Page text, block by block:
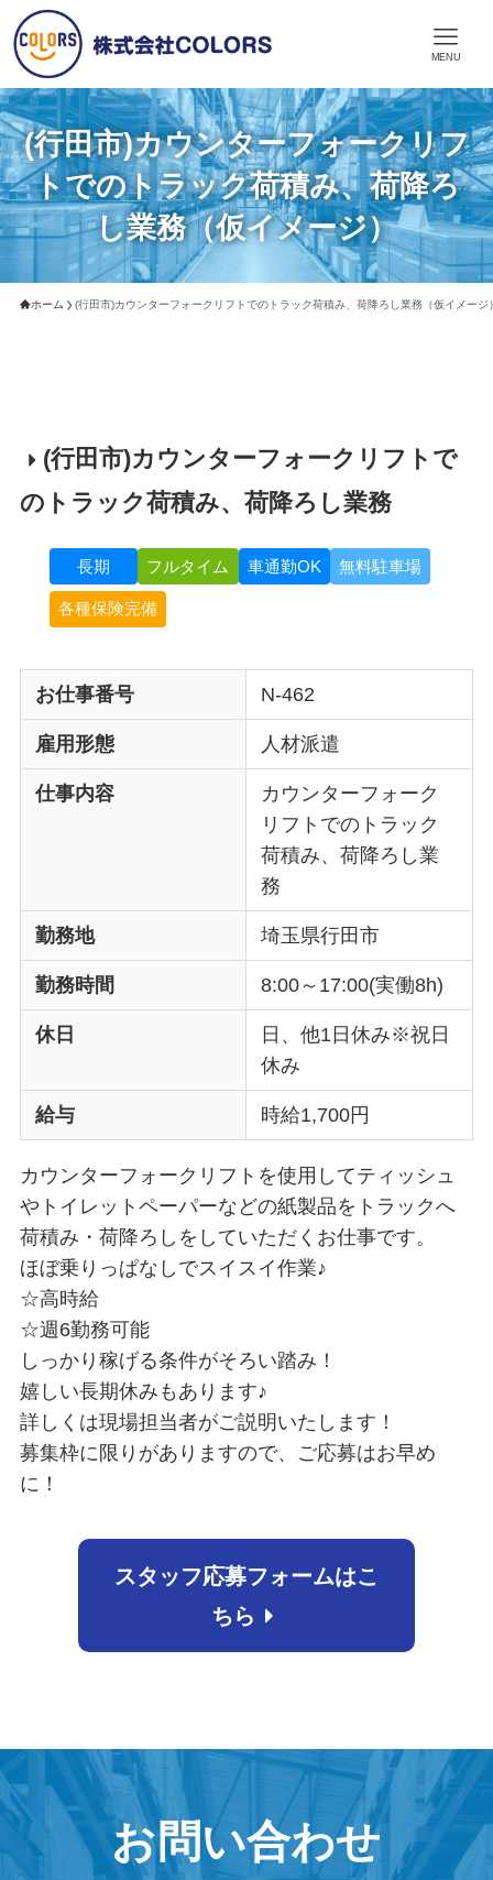
MENU
(行田市)カウンターフォークリフ
トでのトラック荷積み、荷降ろ
し業務（仮イメージ）
ホーム (行田市)カウンターフォークリフトでのトラック荷積み、荷降ろし業務（仮イメージ
(行田市)カウンターフォークリフトで
のトラック荷積み、荷降ろし業務
長期 フルタイム 車通勤OK 無料駐車場
各種保険完備
お仕事番号 N-462
雇用形態 人材派遣
仕事内容
カウンターフォーク
リフトでのトラック
荷積み、荷降ろし業
務
勤務地 埼玉県行田市
勤務時間 8:00～17:00(実働8h)
休日
日、他1日休み※祝日
休み
給与 時給1,700円
カウンターフォークリフトを使用してティッシュ
やトイレットペーパーなどの紙製品をトラックへ
荷積み・荷降ろしをしていただくお仕事です。
ほぼ乗りっぱなしでスイスイ作業♪
☆高時給
☆週6勤務可能
しっかり稼げる条件がそろい踏み！
嬉しい長期休みもあります♪
詳しくは現場担当者がご説明いたします！
募集枠に限りがありますので、ご応募はお早め
に！
スタッフ応募フォームはこ
ちら
お問い合わせ